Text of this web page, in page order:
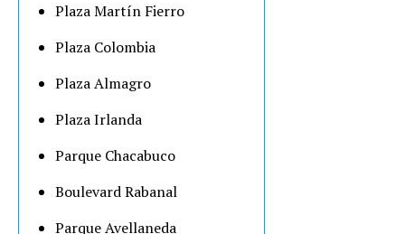
Plaza Martín Fierro
Plaza Colombia
Plaza Almagro
Plaza Irlanda
Parque Chacabuco
Boulevard Rabanal
Parque Avellaneda